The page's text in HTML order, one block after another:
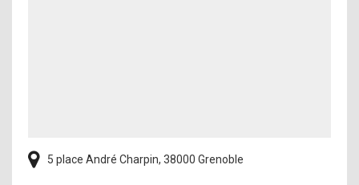
5 place André Charpin, 38000 Grenoble